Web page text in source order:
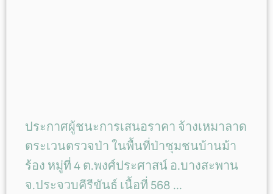
ประกาศผู้ชนะการเสนอราคา จ้างเหมาลาด
ตระเวนตรวจป่า ในพื้นที่ป่าชุมชนบ้านม้า
ร้อง หมู่ที่ 4 ต.พงศ์ประศาสน์ อ.บางสะพาน
จ.ประจวบคีรีขันธ์ เนื้อที่ 568 ...